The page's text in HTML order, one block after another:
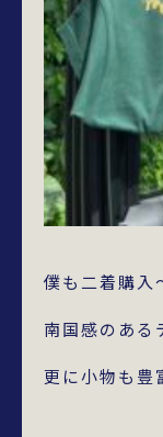
僕も二着購入
南国感のある
更に小物も豊